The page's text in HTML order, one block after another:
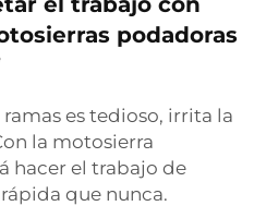
podadoras
es tedioso, irrita la
la motosierra
hacer el trabajo de
que nunca.